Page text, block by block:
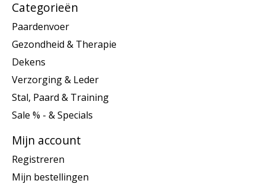
Categorieën
Paardenvoer
Gezondheid & Therapie
Dekens
Verzorging & Leder
Stal, Paard & Training
Sale % - & Specials
Mijn account
Registreren
Mijn bestellingen